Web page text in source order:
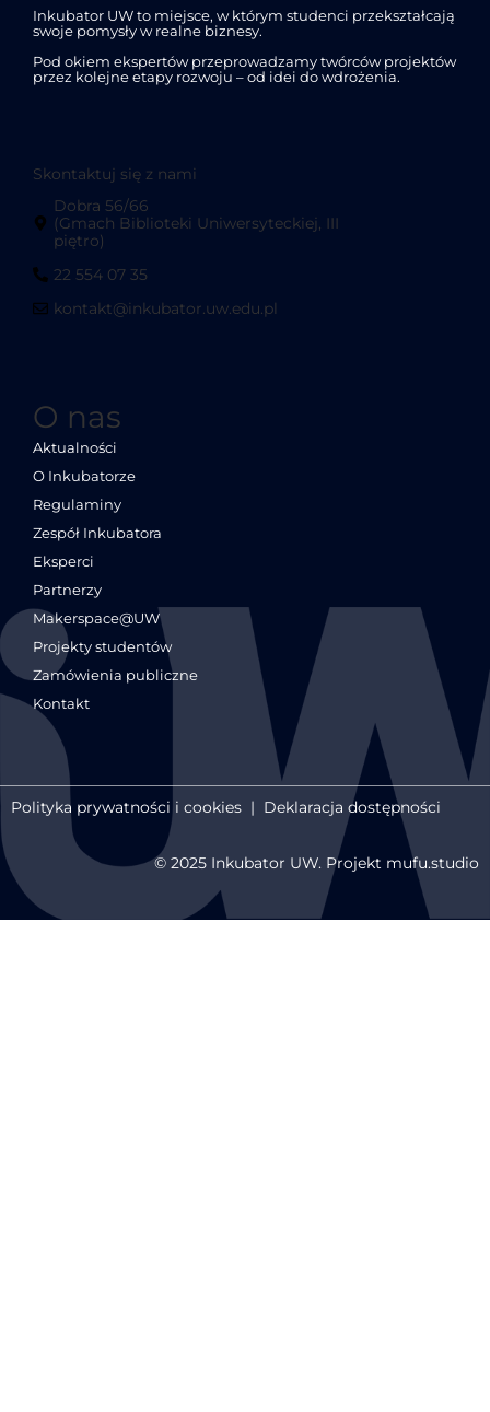
Inkubator UW to miejsce, w którym studenci przekształcają
swoje pomysły w realne biznesy.
Pod okiem ekspertów przeprowadzamy twórców projektów
przez kolejne etapy rozwoju – od idei do wdrożenia.
Skontaktuj się z nami
Dobra 56/66
(Gmach Biblioteki Uniwersyteckiej, III
piętro)
22 554 07 35
kontakt@inkubator.uw.edu.pl
O nas
Aktualności
O Inkubatorze
Regulaminy
Zespół Inkubatora
Eksperci
Partnerzy
Makerspace@UW
Projekty studentów
Zamówienia publiczne
Kontakt
Polityka prywatności i cookies | Deklaracja dostępności
© 2025 Inkubator UW. Projekt mufu.studio